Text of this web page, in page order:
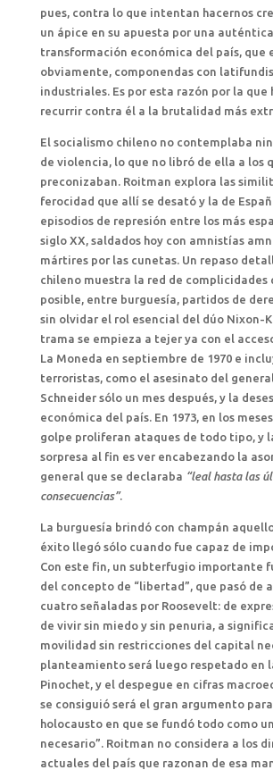
pues, contra lo que intentan hacernos
un ápice en su apuesta por una auténtica
transformación económica del país, que
obviamente, componendas con
industriales. Es por esta razón por la que
recurrir contra él a la brutalidad más
El socialismo chileno no contemplaba
de violencia, lo que no libró de ella a los
preconizaban. Roitman explora las
ferocidad que allí se desató y la de
episodios de represión entre los más
siglo XX, saldados hoy con amnistías
mártires por las cunetas. Un repaso
chileno muestra la red de complicidades
posible, entre burguesía, partidos de
sin olvidar el rol esencial del dúo Nixon-
trama se empieza a tejer ya con el
La Moneda en septiembre de 1970 e
terroristas, como el asesinato del
Schneider sólo un mes después, y la
económica del país. En 1973, en los
golpe proliferan ataques de todo tipo, y
sorpresa al fin es ver encabezando la
general que se declaraba “leal hasta las
consecuencias”.
La burguesía brindó con champán
éxito llegó sólo cuando fue capaz de
Con este fin, un subterfugio importante
del concepto de “libertad”, que pasó de
cuatro señaladas por Roosevelt: de
de vivir sin miedo y sin penuria, a
movilidad sin restricciones del capital
planteamiento será luego respetado en
Pinochet, y el despegue en cifras
se consiguió será el gran argumento
holocausto en que se fundó todo como
necesario”. Roitman no considera a los
actuales del país que razonan de esa